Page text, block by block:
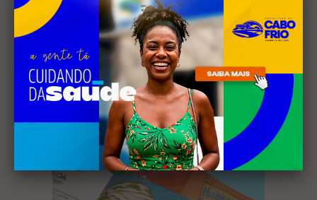
Veja a galeria de fotos do cinema: